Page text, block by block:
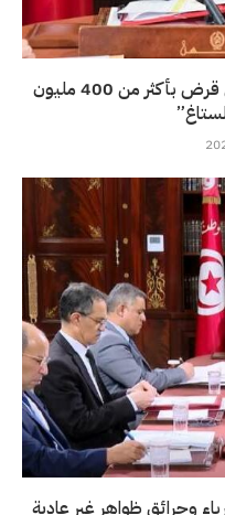
صدر بالرائد الرسمي: الموافقة على قرض بأكثر من 400 مليون
وحرائق ظواهر غير عادية